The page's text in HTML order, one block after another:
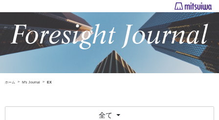
ホーム M's Journal EX
全て